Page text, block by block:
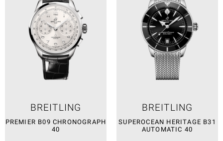
BREITLING
PREMIER B09 CHRONOGRAPH
40
BREITLING
SUPEROCEAN HERITAGE B31
AUTOMATIC 40